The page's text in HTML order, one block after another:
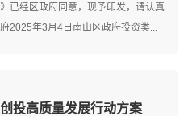
已经区政府同意，现予印发，请认真
年3月4日南山区政府投资类...
投高质量发展行动方案